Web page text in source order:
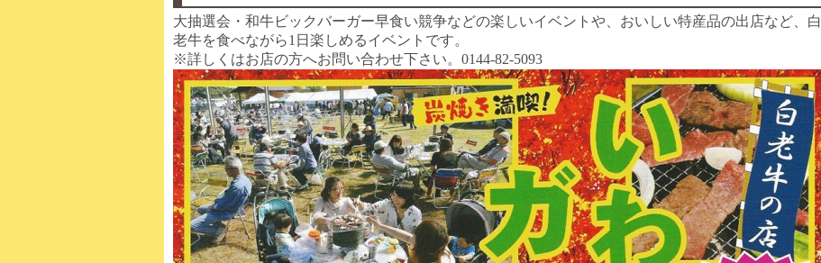
大抽選会・和牛ビックバーガー早食い競争などの楽しいイベントや、おいしい特産品の出店など、白
老牛を食べながら1日楽しめるイベントです。
※詳しくはお店の方へお問い合わせ下さい。0144-82-5093